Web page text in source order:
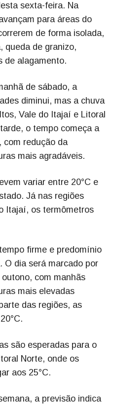
sexta-feira. Na
para áreas do
de forma isolada,
queda de granizo,
de alagamento.
de sábado, a
diminui, mas a chuva
Vale do Itajaí e Litoral
o tempo começa a
com redução da
mais agradáveis.
variar entre 20°C e
Já nas regiões
Itajaí, os termômetros
firme e predomínio
O dia será marcado por
com manhãs
mais elevadas
das regiões, as
são esperadas para o
Norte, onde os
aos 25°C.
a previsão indica